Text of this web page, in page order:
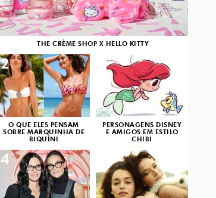
THE CRÈME SHOP X HELLO KITTY
O QUE ELES PENSAM
SOBRE MARQUINHA DE
BIQUÍNI
2
PERSONAGENS DISNEY
E AMIGOS EM ESTILO
CHIBI
3
4